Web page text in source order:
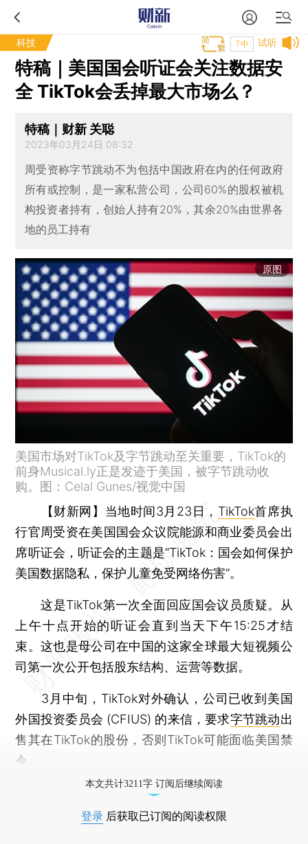
科技 试听
T中
特稿｜美国国会听证会关注数据安
全 TikTok会丢掉最大市场么？
特稿｜财新 关聪
2023年03月24日 08:32
周受资称字节跳动不为包括中国政府在内的任何政府
所有或控制，是一家私营公司，公司60%的股权被机
构投资者持有，创始人持有20%，其余20%由世界各
地的员工持有
原图
美国市场对TikTok及字节跳动至关重要，TikTok的
前身Musical.ly正是发迹于美国，被字节跳动收
购。图：Celal Gunes/视觉中国
【财新网】 当地时间3月23日， TikTok首席执
行官周受资在美国国会众议院能源和商业委员会出
席听证会，听证会的主题是“TikTok：国会如何保护
美国数据隐私，保护儿童免受网络伤害”。
这是TikTok第一次全面回应国会议员质疑。从
上午十点开始的听证会直到当天下午15:25才结
束。这也是母公司在中国的这家全球最大短视频公
司第一次公开包括股东结构、运营等数据。
3月中旬，TikTok对外确认，公司已收到美国
外国投资委员会 (CFIUS) 的来信，要求字节跳动出
售其在TikTok的股份，否则TikTok可能面临美国禁
令。
本文共计3211字 订阅后继续阅读
登录 后获取已订阅的阅读权限